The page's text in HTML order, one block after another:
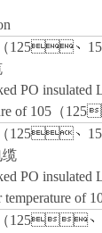
（125、
PO insulated
of 105 （125
（125、
缆
PO insulated
temperature of
（125、